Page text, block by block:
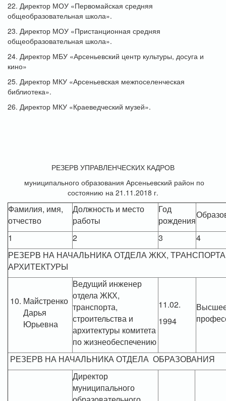
22. Директор МОУ «Первомайская средняя
общеобразовательная школа».
23. Директор МОУ «Пристанционная средняя
общеобразовательная школа».
24. Директор МБУ «Арсеньевский центр культуры, досуга и
кино»
25. Директор МКУ «Арсеньевская межпоселенческая
библиотека».
26. Директор МКУ «Краеведческий музей».
РЕЗЕРВ УПРАВЛЕНЧЕСКИХ КАДРОВ
муниципального образования Арсеньевский район по
состоянию на 21.11.2018 г.
Фамилия, имя,
отчество
Должность и место
работы
Год
рождения
1
2 3
4
РЕЗЕРВ НА НАЧАЛЬНИКА ОТДЕЛА ЖКХ,
АРХИТЕКТУРЫ
Майстренко
Дарья
Юрьевна
Ведущий инженер
отдела ЖКХ,
транспорта,
строительства и
архитектуры комитета
по жизнеобеспечению
11.02.
1994
РЕЗЕРВ НА НАЧАЛЬНИКА ОТДЕЛА ОБРАЗОВАНИЯ
Директор
муниципального